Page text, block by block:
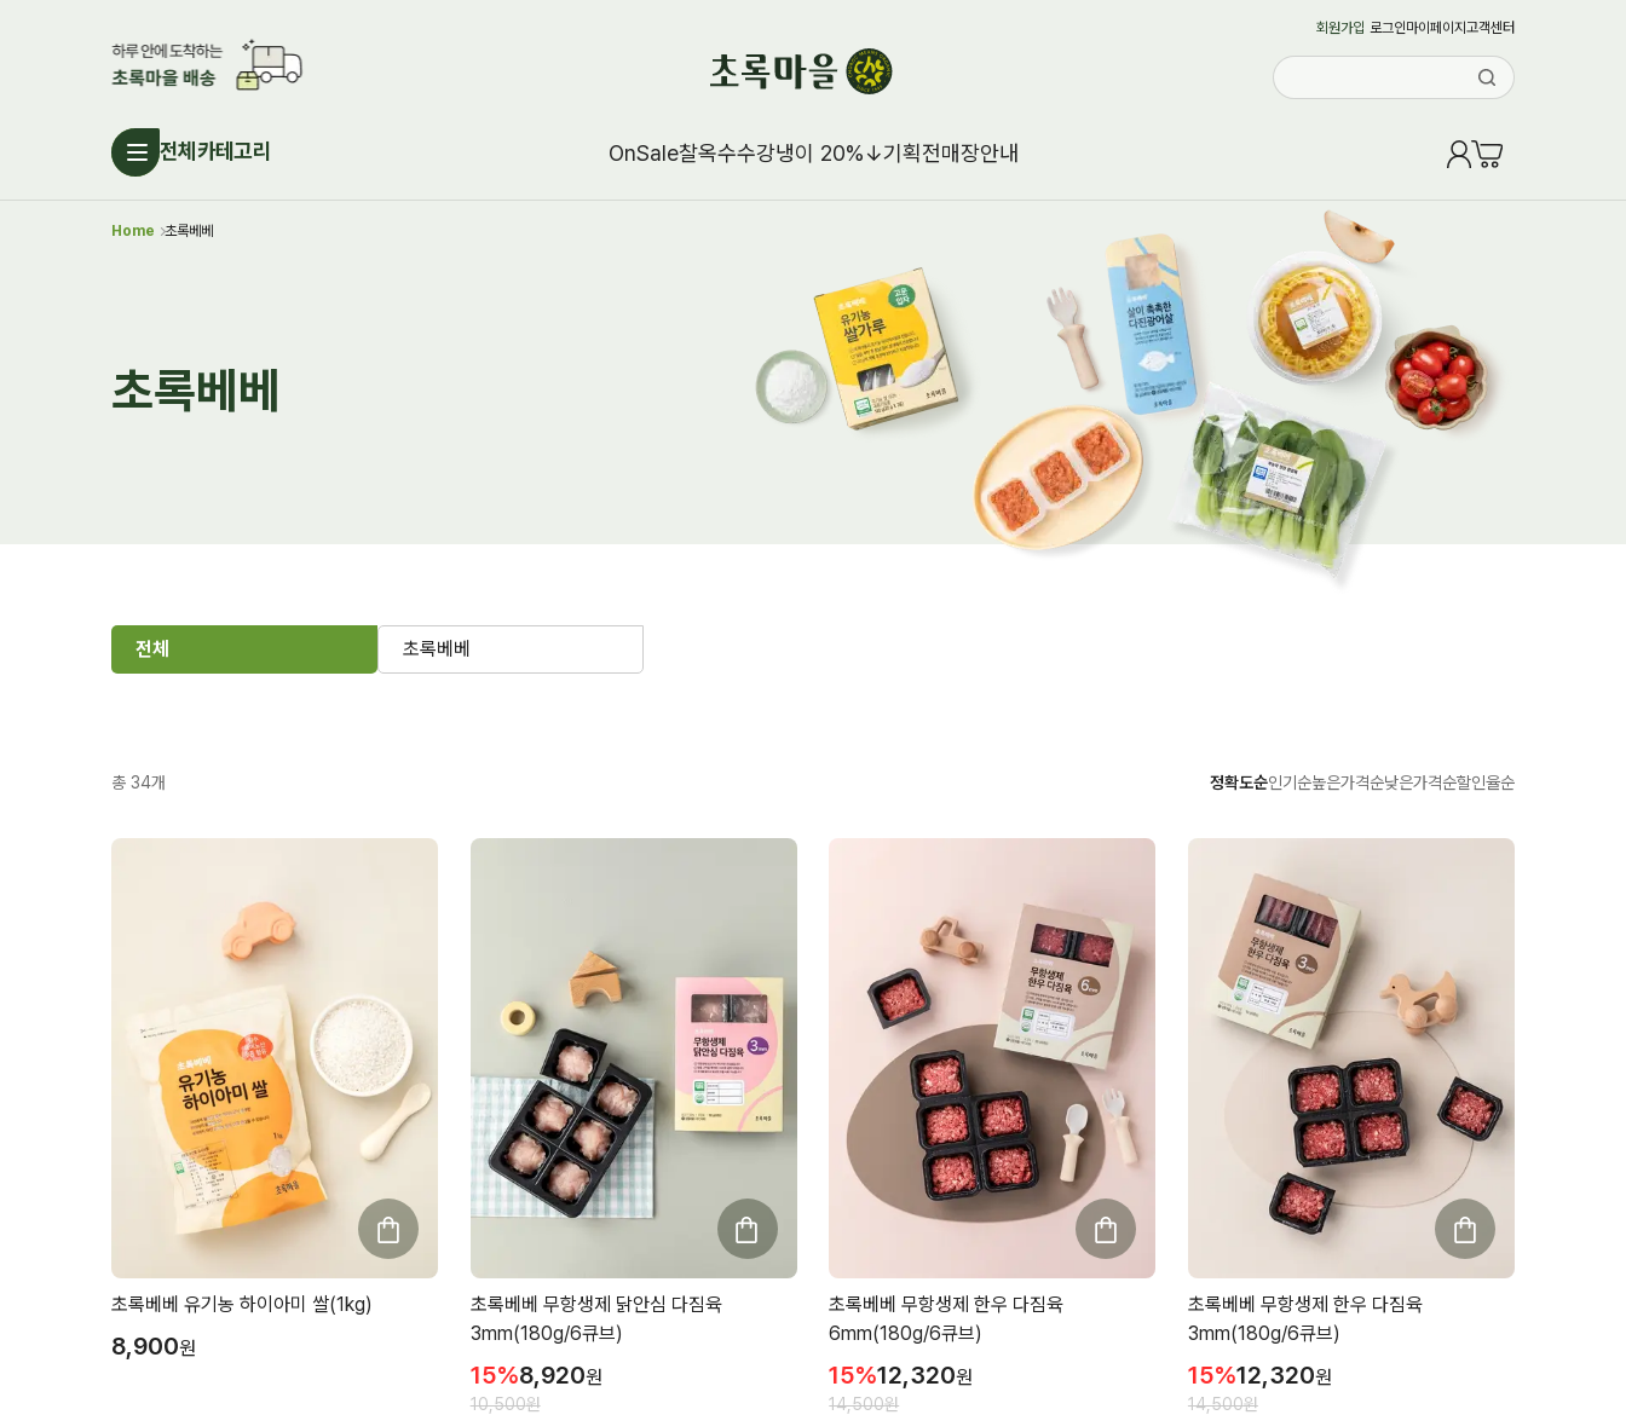
회원가입 로그인마이페이지 고객센터
전체카테고리 OnSale찰옥수수강냉이 20%↓기획전매장안내
Home 초록베베
초록베베
전체 초록베베
총 34개 정확도순인기순높은가격순낮은가격순할인율순
초록베베 유기농 하이아미 쌀(1kg)
8,900원
초록베베 무항생제 닭안심 다짐육
3mm(180g/6큐브)
15%8,920원
10,500원
초록베베 무항생제 한우 다짐육
6mm(180g/6큐브)
15%12,320원
14,500원
초록베베 무항생제 한우 다짐육
3mm(180g/6큐브)
15%12,320원
14,500원